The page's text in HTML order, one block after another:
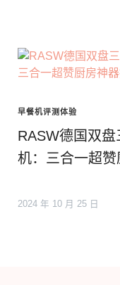
早餐机评测体验
RASW德国双
机：三合一超
2024 年 10 月 25 日